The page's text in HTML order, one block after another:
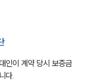
인이 계약 당시 보증금
다.